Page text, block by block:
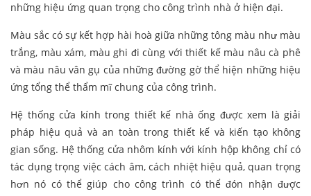
những hiệu ứng quan trọng cho công trình nhà ở hiện đại.
Màu sắc có sự kết hợp hài hoà giữa những tông màu như màu
trắng, màu xám, màu ghi đi cùng với thiết kế màu nâu cà phê
và màu nâu vân gụ của những đường gờ thể hiện những hiệu
ứng tổng thể thẩm mĩ chung của công trình.
Hệ thống cửa kính trong thiết kế nhà ống được xem là giải
pháp hiệu quả và an toàn trong thiết kế và kiến tạo không
gian sống. Hệ thống cửa nhôm kính với kính hộp không chỉ có
tác dụng trọng việc cách âm, cách nhiệt hiệu quả, quan trọng
hơn nó có thể giúp cho công trình có thể đón nhận được